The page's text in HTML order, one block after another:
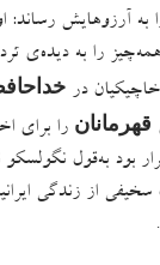
:
را به دیده‌ی
در
قهرمانان را برای
بود به‌قول نگولسکو
از زندگی